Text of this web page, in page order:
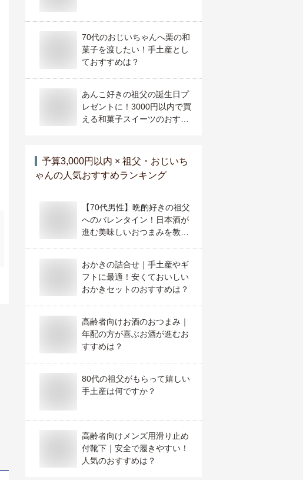
70代のおじいちゃんへ栗の和
菓子を渡したい！手土産とし
ておすすめは？
あんこ好きの祖父の誕生日プ
レゼントに！3000円以内で買
える和菓子スイーツのおすす
予算3,000円以内 × 祖父・おじいち
ゃんの人気おすすめランキング
【70代男性】晩酌好きの祖父
へのバレンタイン！日本酒が
進む美味しいおつまみを教え
おかきの詰合せ｜手土産やギ
フトに最適！安くておいしい
おかきセットのおすすめは？
高齢者向けお酒のおつまみ｜
年配の方が喜ぶお酒が進むお
すすめは？
80代の祖父がもらって嬉しい
手土産は何ですか？
高齢者向けメンズ用滑り止め
付靴下｜安全で履きやすい！
人気のおすすめは？